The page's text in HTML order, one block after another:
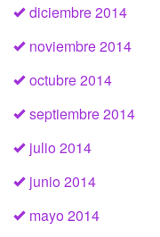
diciembre 2014
noviembre 2014
octubre 2014
septiembre 2014
julio 2014
junio 2014
mayo 2014